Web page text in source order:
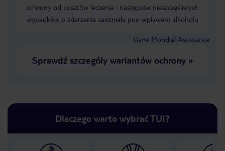
ochrony od kosztów leczenia i następstw nieszczęśliwych
wypadków o zdarzenia zaistniałe pod wpływem alkoholu
Dane Mondial Assistance
Sprawdź szczegóły wariantów ochrony»
Dlaczego warto wybrać TUI?